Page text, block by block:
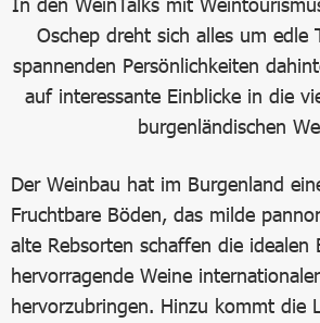
Oschep dreht sich alles um edle
spannenden Persönlichkeiten
auf interessante Einblicke in die
burgenländischen
Der Weinbau hat im Burgenland
Fruchtbare Böden, das milde
alte Rebsorten schaffen die idealen
hervorragende Weine
hervorzubringen. Hinzu kommt die